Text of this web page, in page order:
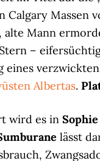
Calgary Massen
alte Mann
–
eines
Albertas.
wird es in
lässt